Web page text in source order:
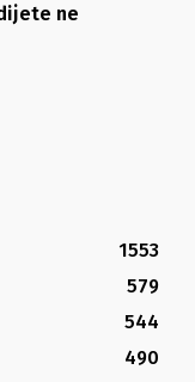
ne
1553
579
544
490